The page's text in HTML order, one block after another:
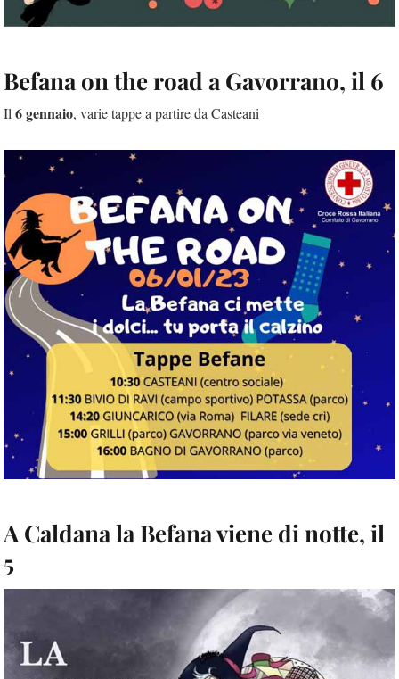
Befana on the road a Gavorrano, il 6
Il 6 gennaio, varie tappe a partire da Casteani
A Caldana la Befana viene di notte, il
5